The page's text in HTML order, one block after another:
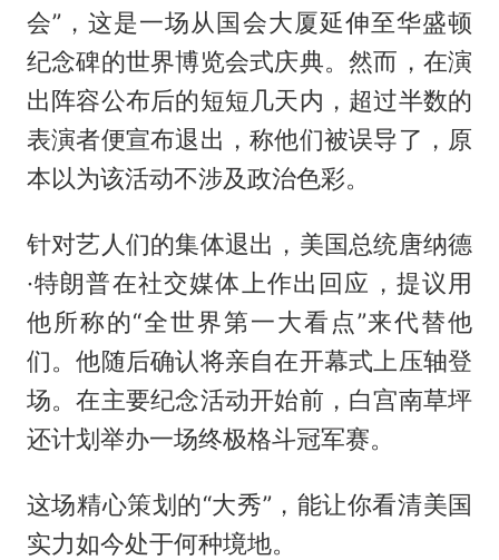
会”，这是一场从国会大厦延伸至华盛顿
纪念碑的世界博览会式庆典。然而，在演
出阵容公布后的短短几天内，超过半数的
表演者便宣布退出，称他们被误导了，原
本以为该活动不涉及政治色彩。
针对艺人们的集体退出，美国总统唐纳德
·特朗普在社交媒体上作出回应，提议用
他所称的“全世界第一大看点”来代替他
们。他随后确认将亲自在开幕式上压轴登
场。在主要纪念活动开始前，白宫南草坪
还计划举办一场终极格斗冠军赛。
这场精心策划的“大秀”，能让你看清美国
实力如今处于何种境地。